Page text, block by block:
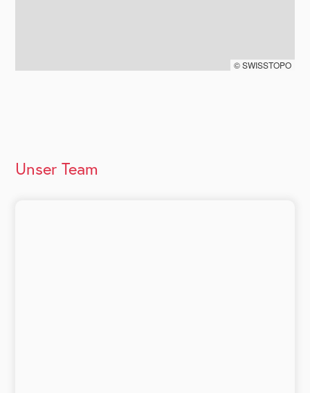
© SWISSTOPO
Unser Team